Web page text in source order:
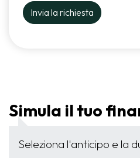
Simula il tuo
Seleziona l'anticipo e la